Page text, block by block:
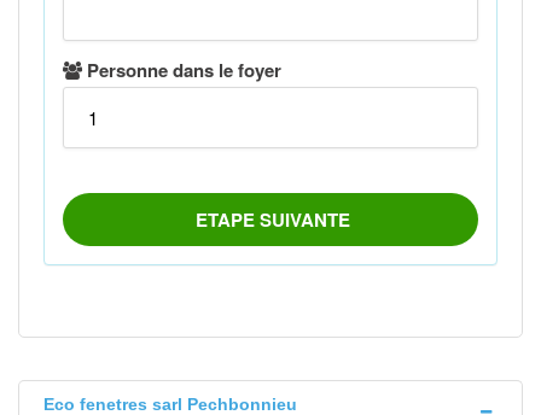
Eco fenetres sarl Pechbonnieu